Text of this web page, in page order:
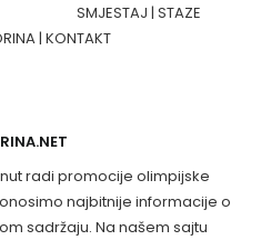
SMJESTAJ |STAZE
|KONTAKT
radi promocije olimpijske
najbitnije informacije o
sadržaju. Na našem sajtu